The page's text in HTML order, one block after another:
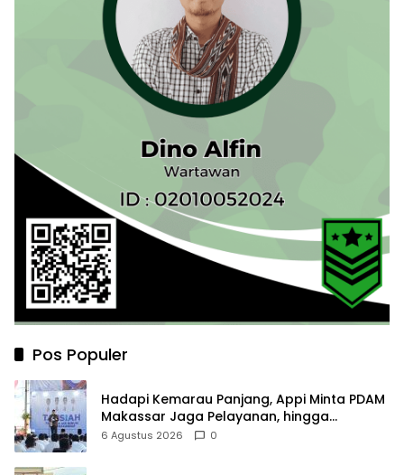
Pos Populer
Hadapi Kemarau Panjang, Appi Minta PDAM
Makassar Jaga Pelayanan, hingga
Integritas Pegawai
6 Agustus 2026 0